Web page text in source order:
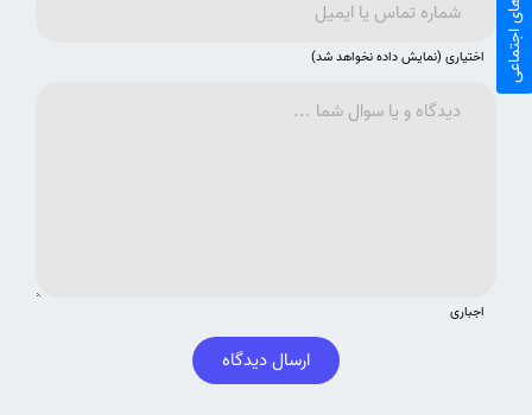
اختیاری (نمایش داده نخواهد شد)
اجباری
ارسال دیدگاه